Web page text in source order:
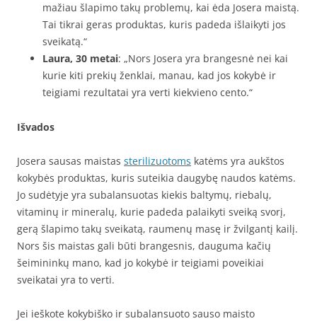
mažiau šlapimo takų problemų, kai ėda Josera maistą.
Tai tikrai geras produktas, kuris padeda išlaikyti jos
sveikatą.“
Laura, 30 metai: „Nors Josera yra brangesnė nei kai
kurie kiti prekių ženklai, manau, kad jos kokybė ir
teigiami rezultatai yra verti kiekvieno cento.“
Išvados
Josera sausas maistas sterilizuotoms katėms yra aukštos
kokybės produktas, kuris suteikia daugybę naudos katėms.
Jo sudėtyje yra subalansuotas kiekis baltymų, riebalų,
vitaminų ir mineralų, kurie padeda palaikyti sveiką svorį,
gerą šlapimo takų sveikatą, raumenų masę ir žvilgantį kailį.
Nors šis maistas gali būti brangesnis, dauguma kačių
šeimininkų mano, kad jo kokybė ir teigiami poveikiai
sveikatai yra to verti.
Jei ieškote kokybiško ir subalansuoto sauso maisto